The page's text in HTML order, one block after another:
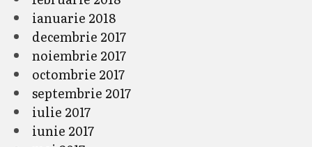
ianuarie 2018
decembrie 2017
noiembrie 2017
octombrie 2017
septembrie 2017
iulie 2017
iunie 2017